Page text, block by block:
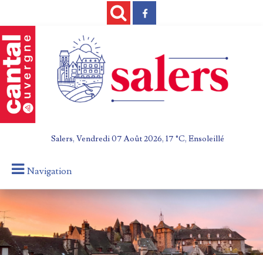
Salers, Vendredi 07 Août 2026, 17 °C, Ensoleillé
Navigation